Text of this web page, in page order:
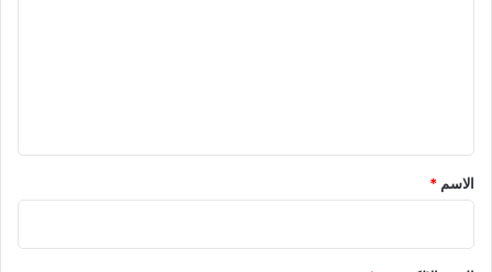
*
الاسم *